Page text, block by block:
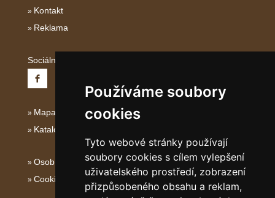
Používáme soubory
cookies
Tyto webové stránky používají
soubory cookies s cílem vylepšení
uživatelského prostředí, zobrazení
přizpůsobeného obsahu a reklam,
Kontakt
Reklama
Sociální sítě:
Mapa serveru Severní Itálie
Katalog ubytování
Osobní údaje
Cookies